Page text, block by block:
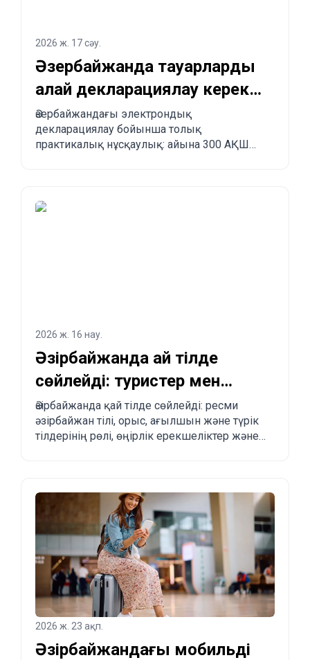
2026 ж. 17 сәу.
Әзербайжанда тауарларды
қалай декларациялау керек
және Қытайдан
Әзербайжанға қалай
Әзербайжандағы электрондық
декларациялау бойынша толық
практикалық нұсқаулық: айына 300 АҚШ
Қытайдан, Түркиядан, АҚШ-тан және басқа
2026 ж. 16 нау.
Әзірбайжанда қай тілде
сөйлейді: туристер мен
көшуді жоспарлағандар
үшін толық түсіндірме
Әзірбайжанда қай тілде сөйлейді: ресми
әзірбайжан тілі, орыс, ағылшын және түрік
тілдерінің рөлі, өңірлік ерекшеліктер және
2026 ж. 23 ақп.
Әзірбайжандағы мобильді